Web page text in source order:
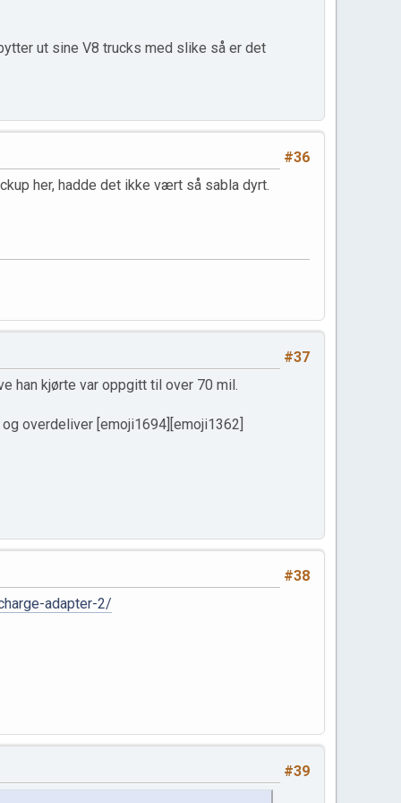
ut sine V8 trucks med slike så er det
#36
her, hadde det ikke vært så sabla dyrt.
#37
han kjørte var oppgitt til over 70 mil.
overdeliver [emoji1694][emoji1362]
#38
adapter-2/
#39